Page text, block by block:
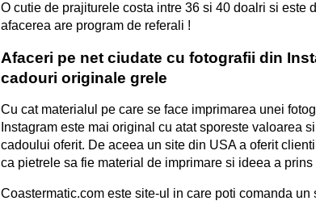
O cutie de prajiturele costa intre 36 si 40 doalri si este
afacerea are program de referali !
Afaceri pe net ciudate cu fotografii din
cadouri originale grele
Cu cat materialul pe care se face imprimarea unei
Instagram este mai original cu atat sporeste valoarea
cadoului oferit. De aceea un site din USA a oferit
ca pietrele sa fie material de imprimare si ideea a prins
Coastermatic.com este site-ul in care poti comanda un